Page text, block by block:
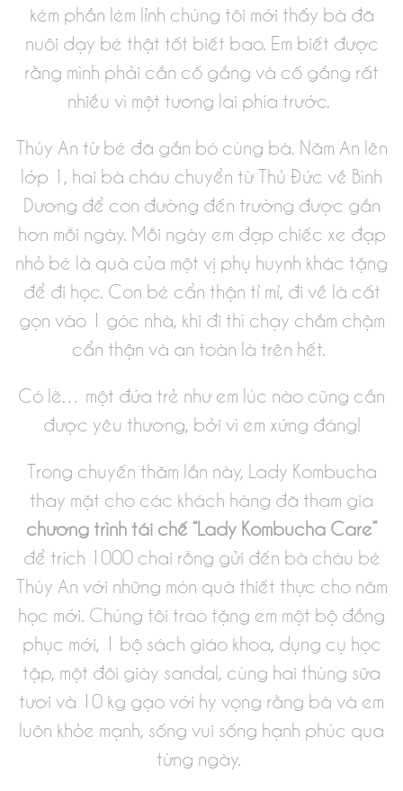
kém phần lém lỉnh chúng tôi mới thấy bà đã
nuôi dạy bé thật tốt biết bao. Em biết được
rằng mình phải cần cố gắng và cố gắng rất
nhiều vì một tương lai phía trước.
Thúy An từ bé đã gắn bó cùng bà. Năm An lên
lớp 1, hai bà cháu chuyển từ Thủ Đức về Bình
Dương để con đường đến trường được gần
hơn mỗi ngày. Mỗi ngày em đạp chiếc xe đạp
nhỏ bé là quà của một vị phụ huynh khác tặng
để đi học. Con bé cẩn thận tỉ mỉ, đi về là cất
gọn vào 1 góc nhà, khi đi thì chạy chầm chậm
cẩn thận và an toàn là trên hết.
Có lẽ… một đứa trẻ như em lúc nào cũng cần
được yêu thương, bởi vì em xứng đáng!
Trong chuyến thăm lần này, Lady Kombucha
thay mặt cho các khách hàng đã tham gia
chương trình tái chế “Lady Kombucha Care”
để trích 1000 chai rỗng gửi đến bà cháu bé
Thúy An với những món quà thiết thực cho năm
học mới. Chúng tôi trao tặng em một bộ đồng
phục mới, 1 bộ sách giáo khoa, dụng cụ học
tập, một đôi giày sandal, cùng hai thùng sữa
tươi và 10 kg gạo với hy vọng rằng bà và em
luôn khỏe mạnh, sống vui sống hạnh phúc qua
từng ngày.